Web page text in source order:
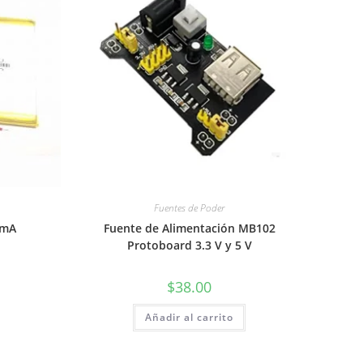
Fuentes de Poder
Fuente de Alimentación MB102
Protoboard 3.3 V y 5 V
$38.00
Añadir al carrito